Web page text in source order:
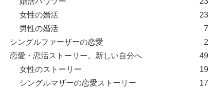
女性の婚活
23
男性の婚活
7
シングルファーザーの恋愛
2
恋愛・恋活ストーリー。新しい自分へ
49
女性のストーリー
19
シングルマザーの恋愛ストーリー
17